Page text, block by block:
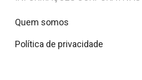
Quem somos
Política de privacidade